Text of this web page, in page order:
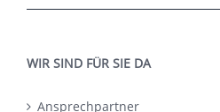
WIR SIND FÜR SIE DA
Ansprechpartner